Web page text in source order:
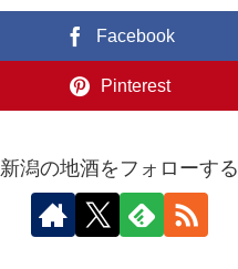
Facebook
Pinterest
新潟の地酒をフォローする